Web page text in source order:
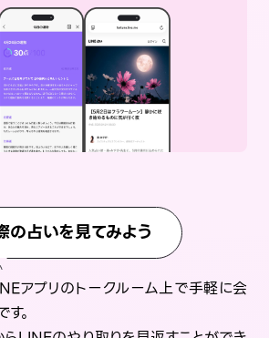
の占いを見てみよう
アプリのトークルーム上で手軽に会
。